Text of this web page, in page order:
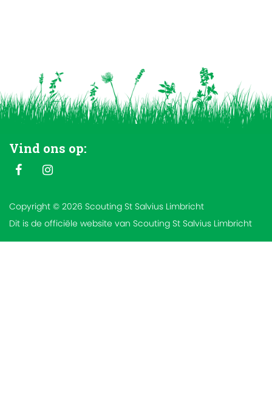
Vind ons op:
Copyright © 2026 Scouting St Salvius Limbricht
Dit is de officiële website van Scouting St Salvius Limbricht